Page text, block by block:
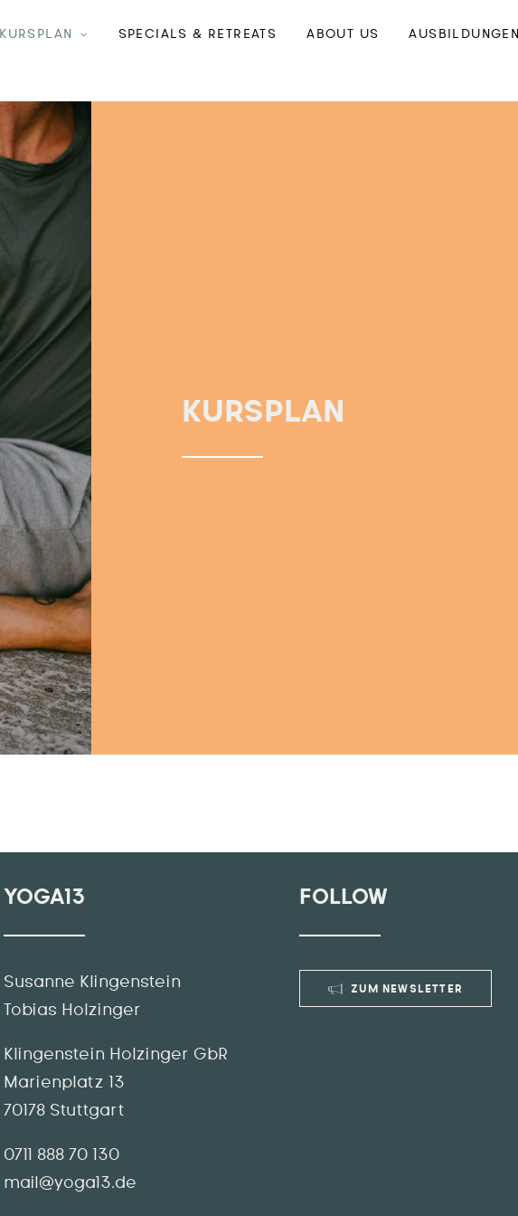
KURSPLAN SPECIALS & RETREATS ABOUT US AUSBILDUNGEN
KURSPLAN
YOGA13
Susanne Klingenstein
Tobias Holzinger
Klingenstein Holzinger GbR
Marienplatz 13
70178 Stuttgart
0711 888 70 130
mail@yoga13.de
FOLLOW
ZUM NEWSLETTER